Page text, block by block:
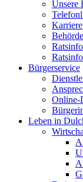
Unsere
Bürgerservice
Online-
Leben in